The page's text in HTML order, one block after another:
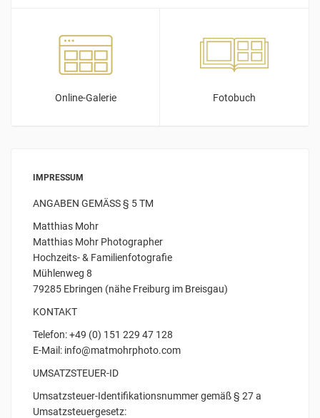
Online-Galerie Fotobuch
IMPRESSUM
ANGABEN GEMÄSS § 5 TM
Matthias Mohr
Matthias Mohr Photographer
Hochzeits- & Familienfotografie
Mühlenweg 8
79285 Ebringen (nähe Freiburg im Breisgau)
KONTAKT
Telefon: +49 (0) 151 229 47 128
E-Mail: info@matmohrphoto.com
UMSATZSTEUER-ID
Umsatzsteuer-Identifikationsnummer gemäß § 27 a
Umsatzsteuergesetz: